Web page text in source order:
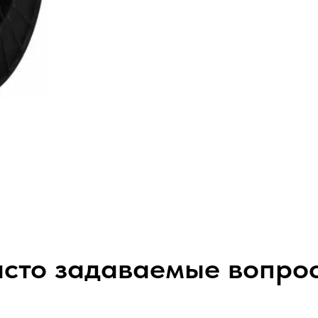
задаваемые